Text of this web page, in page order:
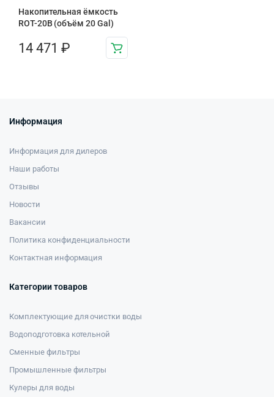
Накопительная ёмкость
ROT-20B (объём 20 Gal)
14 471 ₽
Информация
Информация для дилеров
Наши работы
Отзывы
Новости
Вакансии
Политика конфиденциальности
Контактная информация
Категории товаров
Комплектующие для очистки воды
Водоподготовка котельной
Сменные фильтры
Промышленные фильтры
Кулеры для воды